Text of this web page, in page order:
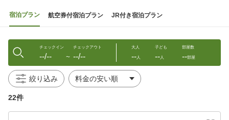
宿泊プラン 航空券付宿泊プラン JR付き宿泊プラン
チェックイン
--/-- 〜
チェックアウト
--/--
大人
--人
子ども
--人
部屋数
--部屋
絞り込み
22件